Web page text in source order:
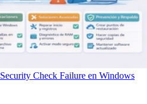
Check Failure en Windows